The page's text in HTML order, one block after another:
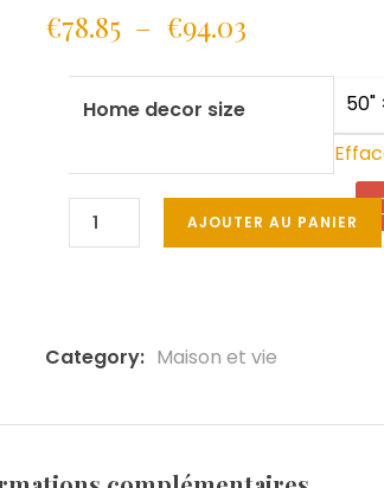
€78.85 – €94.03
Home decor size
AJOUTER AU PANIER
Category: Maison et vie